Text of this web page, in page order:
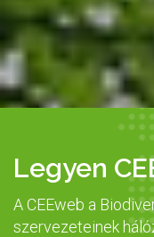
Legyen
A CEEweb a
szervezeteinek